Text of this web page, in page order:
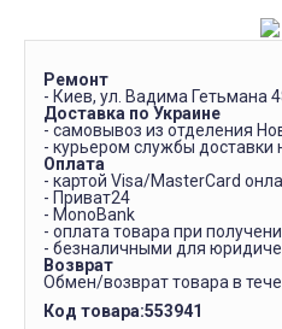
Ремонт
- Киев, ул. Вадима Гетьмана
Доставка по Украине
- самовывоз из отделения
- курьером службы доставки
Оплата
- картой Visa/MasterCard
- Приват24
- MonoBank
- оплата товара при
- безналичными для
Возврат
Обмен/возврат товара в
Код товара:553941